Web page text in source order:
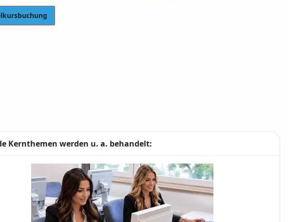
Kernthemen werden u. a. behandelt: